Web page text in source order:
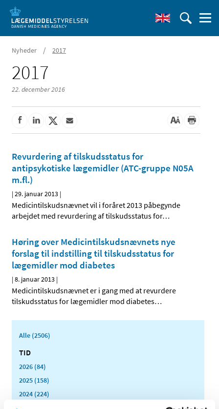
Nyheder / 2017
2017
22. december 2016
Revurdering af tilskudsstatus for
antipsykotiske lægemidler (ATC-gruppe N05A
m.fl.)
|29. januar 2013 |
Medicintilskudsnævnet vil i foråret 2013 påbegynde
arbejdet med revurdering af tilskudsstatus for…
Høring over Medicintilskuds­nævnets nye
forslag til indstilling til tilskudsstatus for
lægemidler mod diabetes
|8. januar 2013 |
Medicintilskudsnævnet er i gang med at revurdere
tilskudsstatus for lægemidler mod diabetes…
Alle (2506)
TID
2026 (84)
2025 (158)
2024 (224)